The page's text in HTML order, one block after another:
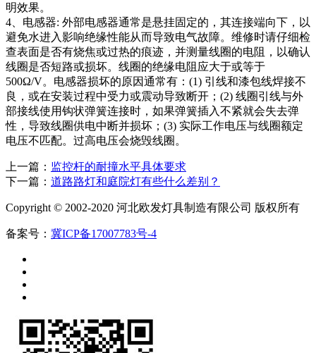
明效果。
4、电感器: 外部电感器通常是悬挂固定的，其连接端向下，以
避免水进入影响绝缘性能从而导致电气故障。维修时请仔细检
查表面是否有烧焦或过热的痕迹，并测量线圈的电阻，以确认
线圈是否短路或损坏。线圈的绝缘电阻应大于或等于
500Ω/V。电感器损坏的原因通常有：(1) 引线和漆包线焊接不
良，或在安装过程中受力或震动导致断开；(2) 线圈引线与外
部接线使用钩状弹簧连接时，如果弹簧插入不紧就会失去弹
性，导致线圈供电中断并损坏；(3) 实际工作电压与线圈额定
电压不匹配。过高电压会烧毁线圈。
上一篇： 监控杆的耐撞水平具体要求
下一篇： 道路路灯和庭院灯有些什么差别？
Copyright © 2002-2020 河北欧发灯具制造有限公司 版权所有
备案号： 冀ICP备17007783号-4